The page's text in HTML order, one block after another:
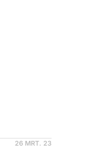
26 MRT. 23